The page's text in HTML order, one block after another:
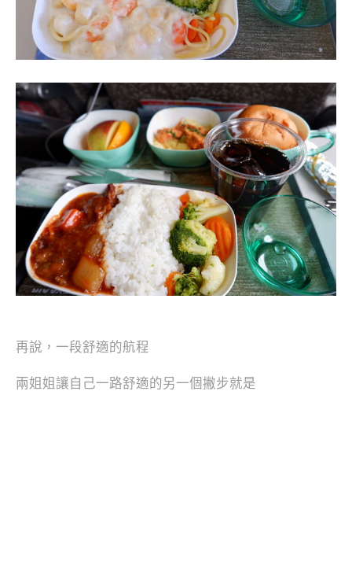
再說，一段舒適的航程
兩姐姐讓自己一路舒適的另一個撇步就是